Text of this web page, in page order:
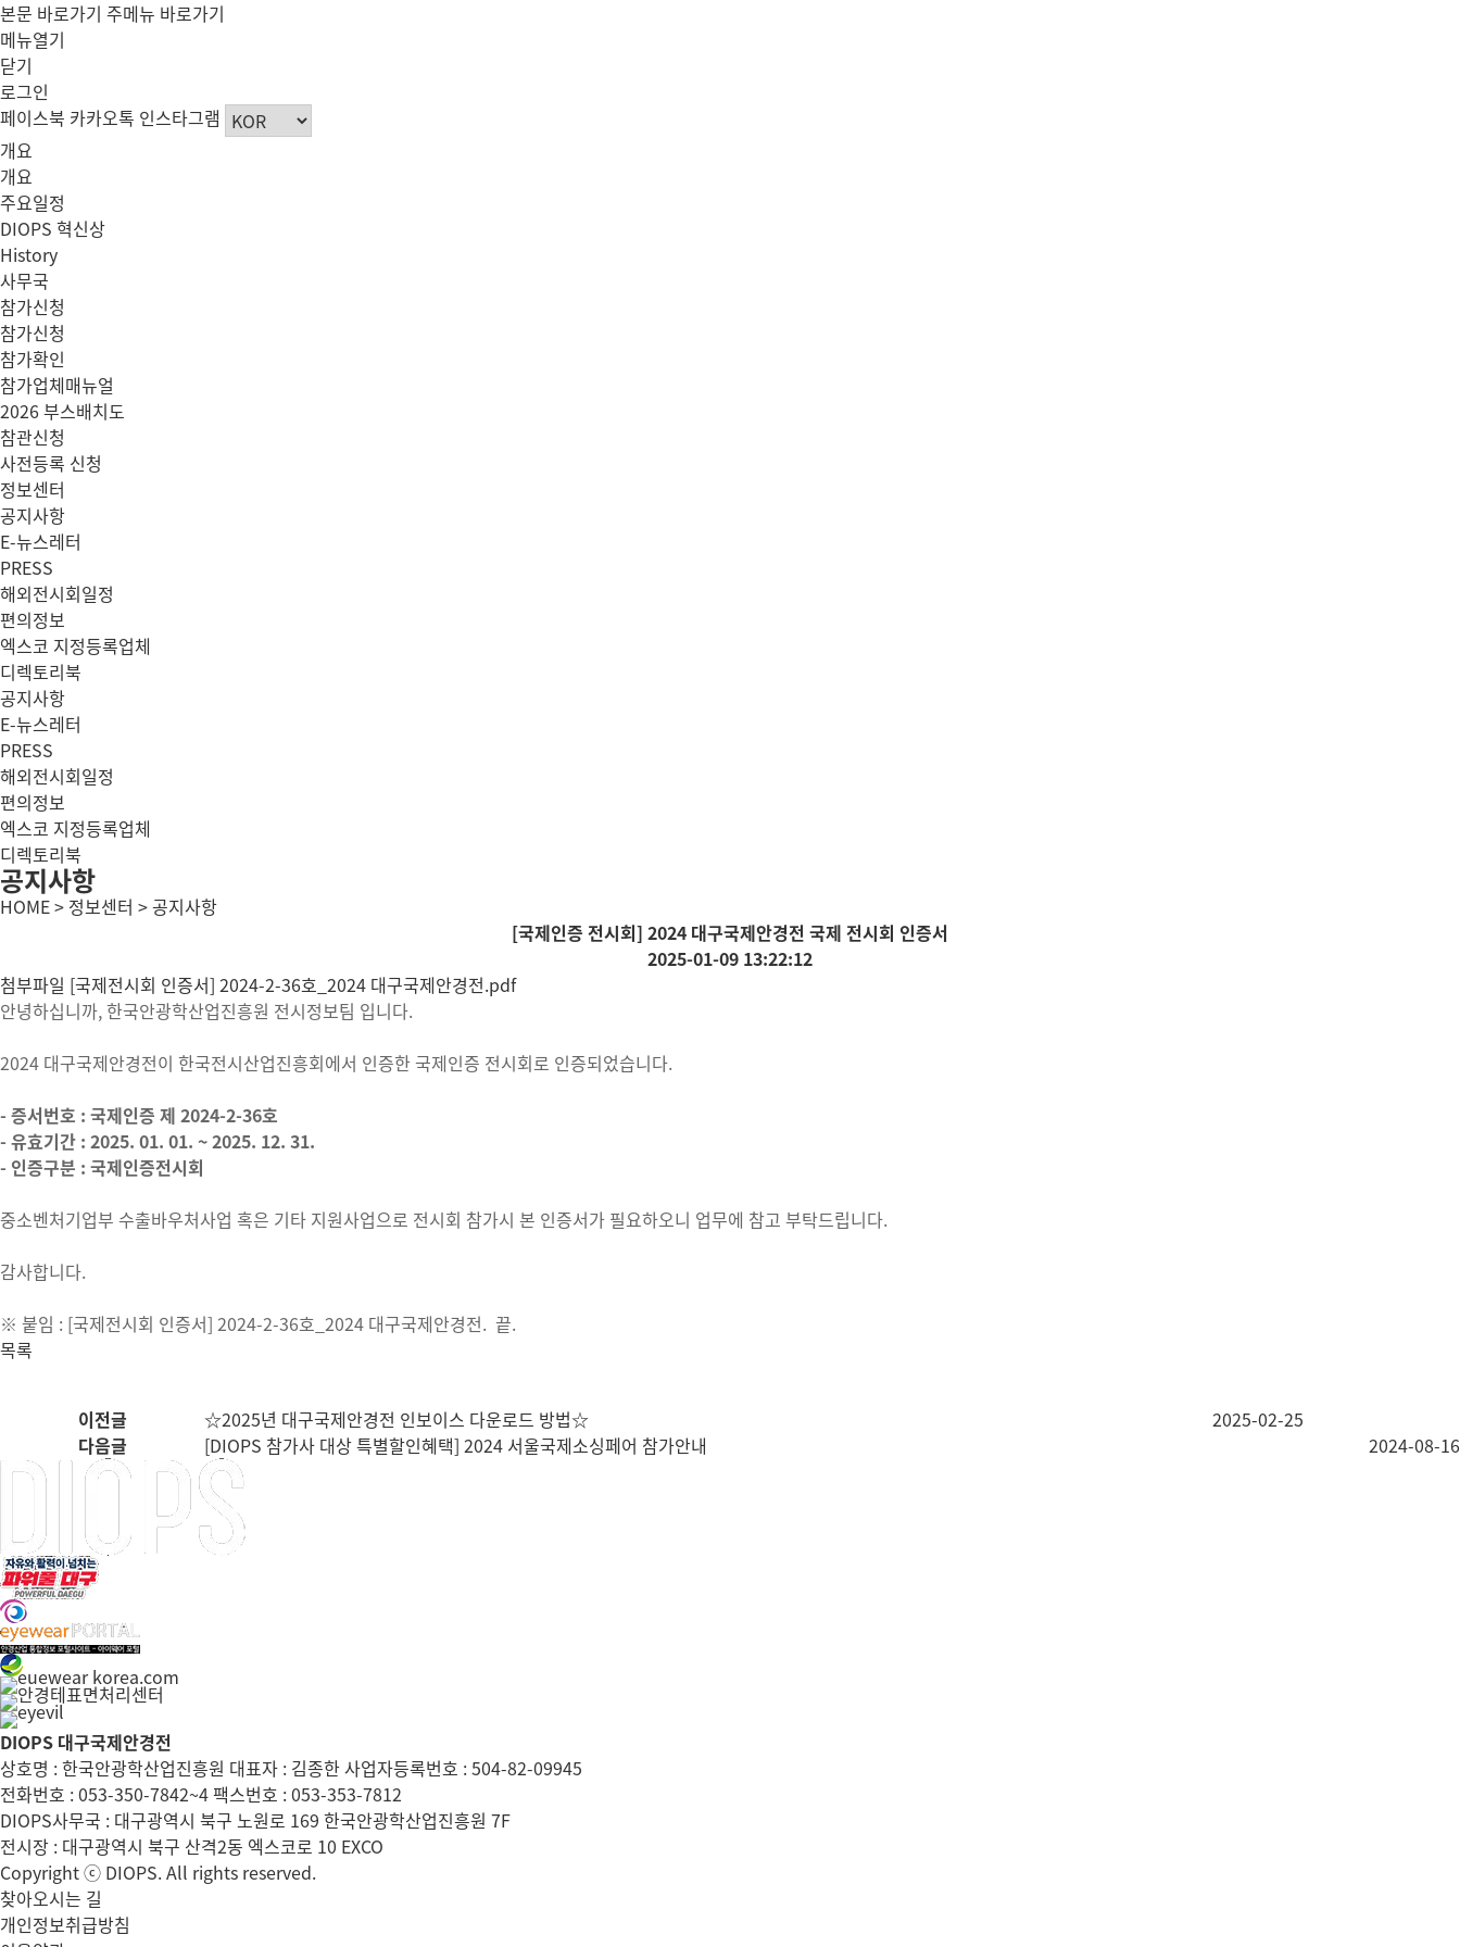
본문 바로가기 주메뉴 바로가기
메뉴열기
닫기
로그인
페이스북 카카오톡 인스타그램
개요
개요
주요일정
DIOPS 혁신상
History
사무국
참가신청
참가신청
참가확인
참가업체매뉴얼
2026 부스배치도
참관신청
사전등록 신청
정보센터
공지사항
E-뉴스레터
PRESS
해외전시회일정
편의정보
엑스코 지정등록업체
디렉토리북
공지사항
E-뉴스레터
PRESS
해외전시회일정
편의정보
엑스코 지정등록업체
디렉토리북
공지사항
HOME > 정보센터 > 공지사항
[국제인증 전시회] 2024 대구국제안경전 국제 전시회 인증서
2025-01-09 13:22:12
첨부파일 [국제전시회 인증서] 2024-2-36호_2024 대구국제안경전.pdf
안녕하십니까, 한국안광학산업진흥원 전시정보팀 입니다.
2024 대구국제안경전이 한국전시산업진흥회에서 인증한 국제인증 전시회로 인증되었습니다.
- 증서번호 : 국제인증 제 2024-2-36호
- 유효기간 : 2025. 01. 01. ~ 2025. 12. 31.
- 인증구분 : 국제인증전시회
중소벤처기업부 수출바우처사업 혹은 기타 지원사업으로 전시회 참가시 본 인증서가 필요하오니 업무에 참고 부탁드립니다.
감사합니다.
※ 붙임 : [국제전시회 인증서] 2024-2-36호_2024 대구국제안경전. 끝.
목록
이전글 ☆2025년 대구국제안경전 인보이스 다운로드 방법☆
2025-02-25
다음글
[DIOPS 참가사 대상 특별할인혜택] 2024 서울국제소싱페어 참가안내 2024-08-16
DIOPS 대구국제안경전
상호명 : 한국안광학산업진흥원 대표자 : 김종한 사업자등록번호 : 504-82-09945
전화번호 : 053-350-7842~4 팩스번호 : 053-353-7812
DIOPS사무국 : 대구광역시 북구 노원로 169 한국안광학산업진흥원 7F
전시장 : 대구광역시 북구 산격2동 엑스코로 10 EXCO
Copyright ⓒ DIOPS. All rights reserved.
찾아오시는 길
개인정보취급방침